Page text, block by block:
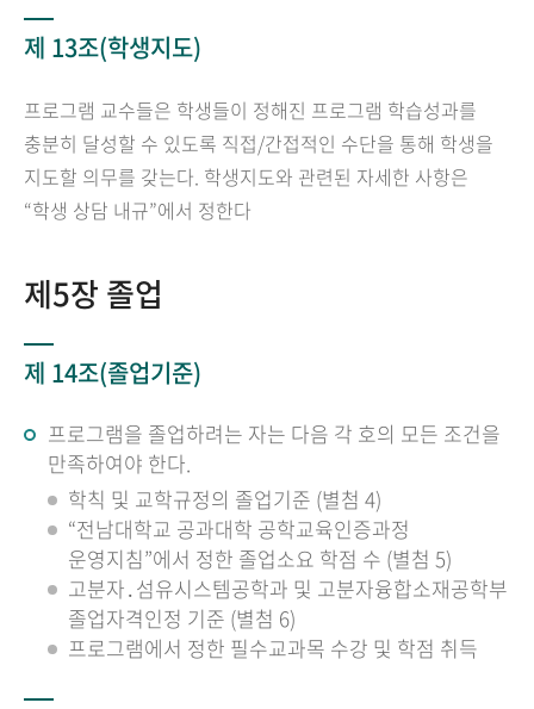
제 13조(학생지도)
프로그램 교수들은 학생들이 정해진 프로그램 학습성과를
충분히 달성할 수 있도록 직접/간접적인 수단을 통해 학생을
지도할 의무를 갖는다. 학생지도와 관련된 자세한 사항은
“학생 상담 내규”에서 정한다
제5장 졸업
제 14조(졸업기준)
프로그램을 졸업하려는 자는 다음 각 호의 모든 조건을
만족하여야 한다.
학칙 및 교학규정의 졸업기준 (별첨 4)
“전남대학교 공과대학 공학교육인증과정
운영지침”에서 정한 졸업소요 학점 수 (별첨 5)
고분자․섬유시스템공학과 및 고분자융합소재공학부
졸업자격인정 기준 (별첨 6)
프로그램에서 정한 필수교과목 수강 및 학점 취득